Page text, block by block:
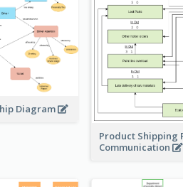
Diagram
Product Shipping
Communication